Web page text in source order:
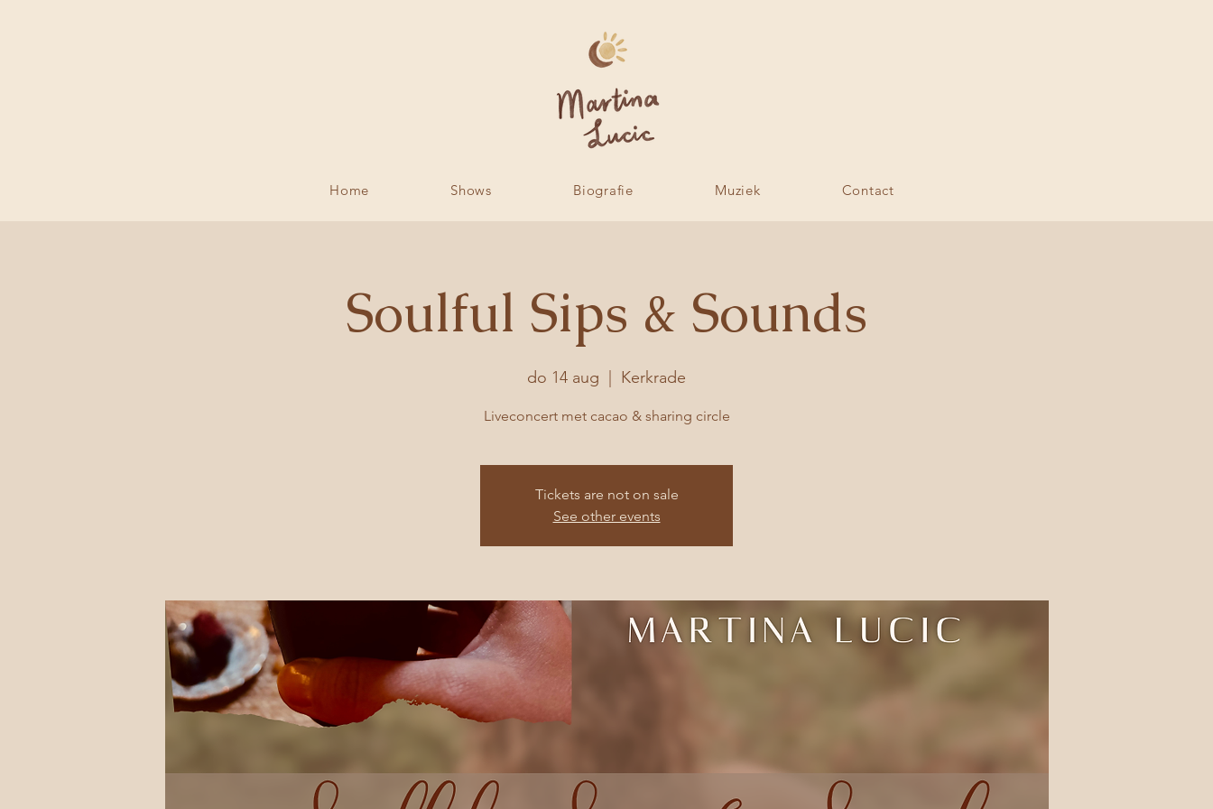
Home Shows Biografie Muziek Contact
Soulful Sips & Sounds
do 14 aug Kerkrade
Liveconcert met cacao & sharing circle
Tickets are not on sale
See other events